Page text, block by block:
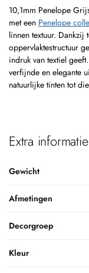
10,1mm Penelope
met een Penelope
linnen textuur.
oppervlaktestructuur
indruk van textiel
verfijnde en elegante
natuurlijke tinten tot
Extra informatie
Gewicht
Afmetingen
Decorgroep
Kleur